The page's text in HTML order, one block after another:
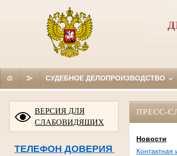
СУДЕБНОЕ ДЕЛОПРОИЗВОДСТВО
ВЕРСИЯ ДЛЯ
СЛАБОВИДЯЩИХ
ТЕЛЕФОН ДОВЕРИЯ
ПРЕСС-
Новости